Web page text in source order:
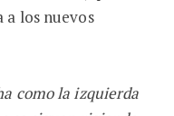
los nuevos
como la izquierda